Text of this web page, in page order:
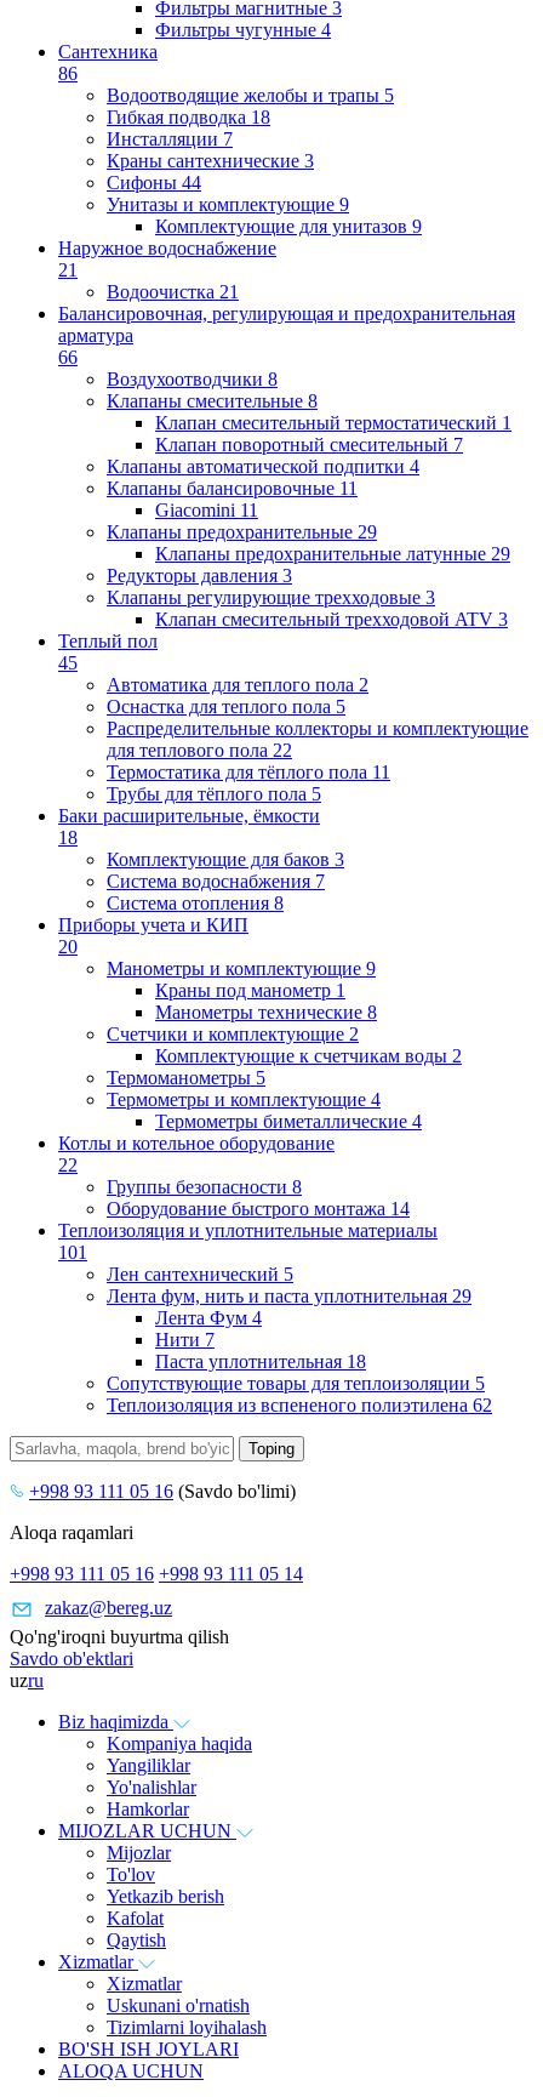
Фильтры магнитные 3
Фильтры чугунные 4
Сантехника
86
Водоотводящие желобы и трапы 5
Гибкая подводка 18
Инсталляции 7
Краны сантехнические 3
Сифоны 44
Унитазы и комплектующие 9
Комплектующие для унитазов 9
Наружное водоснабжение
21
Водоочистка 21
Балансировочная, регулирующая и предохранительная
арматура
66
Воздухоотводчики 8
Клапаны cмесительные 8
Клапан cмесительный термостатический 1
Клапан поворотный cмесительный 7
Клапаны автоматической подпитки 4
Клапаны балансировочные 11
Giacomini 11
Клапаны предохранительные 29
Клапаны предохранительные латунные 29
Редукторы давления 3
Клапаны регулирующие трехходовые 3
Клапан смесительный трехходовой ATV 3
Теплый пол
45
Автоматика для теплого пола 2
Оснастка для теплого пола 5
Распределительные коллекторы и комплектующие
для теплового пола 22
Термостатика для тёплого пола 11
Трубы для тёплого пола 5
Баки расширительные, ёмкости
18
Комплектующие для баков 3
Система водоснабжения 7
Система отопления 8
Приборы учета и КИП
20
Манометры и комплектующие 9
Краны под манометр 1
Манометры технические 8
Счетчики и комплектующие 2
Комплектующие к счетчикам воды 2
Термоманометры 5
Термометры и комплектующие 4
Термометры биметаллические 4
Котлы и котельное оборудование
22
Группы безопасности 8
Оборудование быстрого монтажа 14
Теплоизоляция и уплотнительные материалы
101
Лен сантехнический 5
Лента фум, нить и паста уплотнительная 29
Лента Фум 4
Нити 7
Паста уплотнительная 18
Сопутствующие товары для теплоизоляции 5
Теплоизоляция из вспененого полиэтилена 62
+998 93 111 05 16 (Savdo bo'limi)
Aloqa raqamlari
+998 93 111 05 16 +998 93 111 05 14
zakaz@bereg.uz
Qo'ng'iroqni buyurtma qilish
Savdo ob'ektlari
uzru
Biz haqimizda
Kompaniya haqida
Yangiliklar
Yo'nalishlar
Hamkorlar
MIJOZLAR UCHUN
Mijozlar
To'lov
Yetkazib berish
Kafolat
Qaytish
Xizmatlar
Xizmatlar
Uskunani o'rnatish
Tizimlarni loyihalash
BO'SH ISH JOYLARI
ALOQA UCHUN